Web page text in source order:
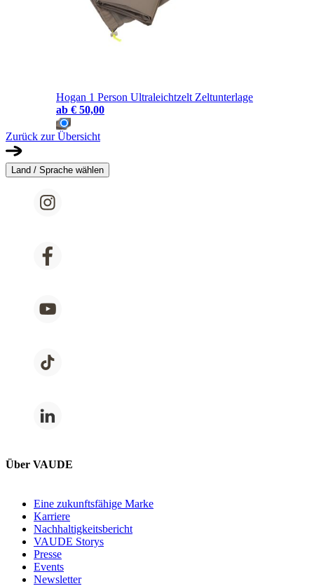
Hogan 1 Person Ultraleichtzelt Zeltunterlage
ab € 50,00
Zurück zur Übersicht
Land / Sprache wählen
Über VAUDE
Eine zukunftsfähige Marke
Karriere
Nachhaltigkeitsbericht
VAUDE Storys
Presse
Events
Newsletter